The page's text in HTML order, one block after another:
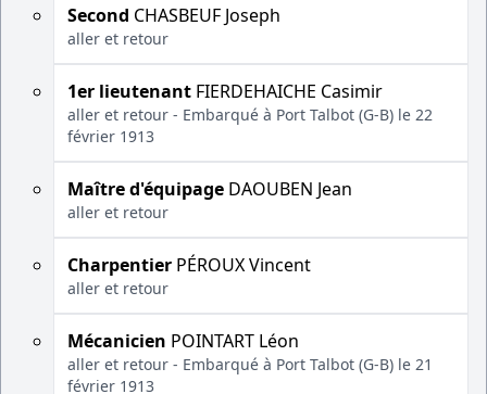
Second CHASBEUF Joseph
aller et retour
1er lieutenant FIERDEHAICHE Casimir
aller et retour - Embarqué à Port Talbot (G-B) le 22
février 1913
Maître d'équipage DAOUBEN Jean
aller et retour
Charpentier PÉROUX Vincent
aller et retour
Mécanicien POINTART Léon
aller et retour - Embarqué à Port Talbot (G-B) le 21
février 1913